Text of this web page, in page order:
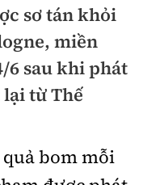
sơ tán khỏi
miền
6 sau khi phát
từ Thế
bom mỗi